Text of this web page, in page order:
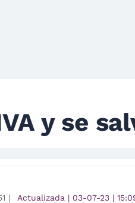
y se
| Actualizada | 03-07-23 |